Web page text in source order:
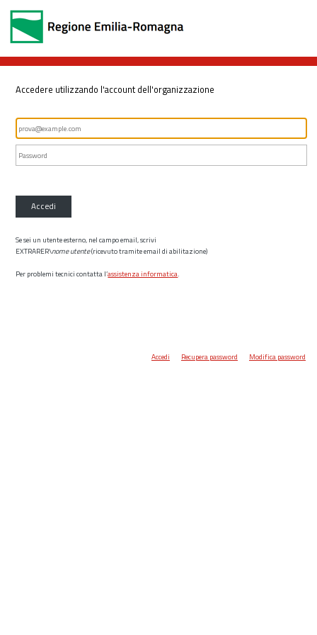
Accedere utilizzando l'account dell'organizzazione
Accedi
Se sei un utente esterno, nel campo email, scrivi
EXTRARER\nome utente(ricevuto tramite email di abilitazione)
Per problemi tecnici contatta l’assistenza informatica.
Accedi Recupera password Modifica password